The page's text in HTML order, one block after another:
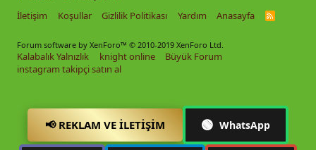
İletişim
Koşullar Gizlilik Politikası Yardım Anasayfa
R
Forum software by XenForo™ © 2010-2019 XenForo Ltd.
Kalabalık Yalnızlık knight online
Büyük Forum
instagram takipçi satın al
📢 REKLAM VE İLETIŞIM 🟢 WhatsApp